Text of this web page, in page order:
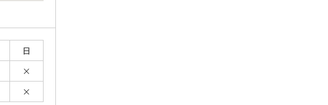
日
×
×